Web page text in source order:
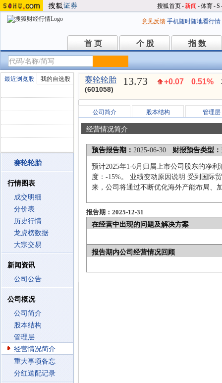
搜狐首页-新闻 -体育-S
意见反馈 手机随时随地看行情
首 页
首 页 个 股
个 股 指 数
指 数
最近浏览股 我的自选股
赛轮轮胎
行情图表
成交明细
分价表
历史行情
龙虎榜数据
大宗交易
新闻资讯
公司公告
公司概况
公司简介
股本结构
管理层
经营情况简介
重大事项备忘
分红送配记录
赛轮轮胎
(601058)
13.73 +0.07 0.51%
公司简介 股本结构 管理层
经营情况简介
预告报告期： 2025-06-30 财报预告类型：
预计2025年1-6月归属上市公司股东的净
度：-15%。 业绩变动原因说明 受到国际
来，公司将通过不断优化海外产能布局、
报告期：2025-12-31
在经营中出现的问题及解决方案
报告期内公司经营情况回顾